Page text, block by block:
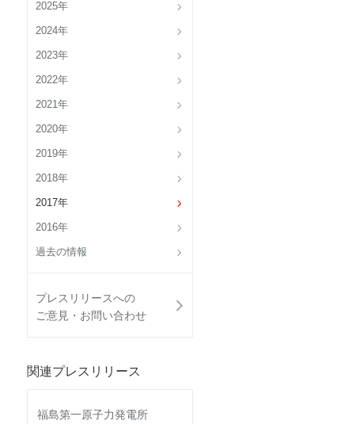
2025年
2024年
2023年
2022年
2021年
2020年
2019年
2018年
2017年
2016年
過去の情報
プレスリリースへの
ご意見・お問い合わせ
関連プレスリリース
福島第一原子力発電所